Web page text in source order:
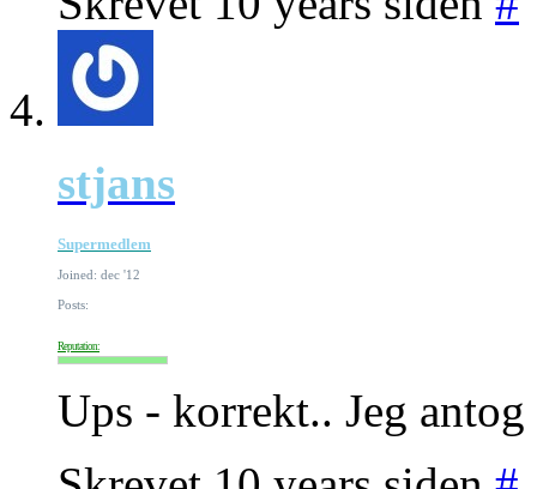
stjans
Supermedlem
Joined: dec '12
Posts:
Reputation:
Ups - korrekt.. Jeg